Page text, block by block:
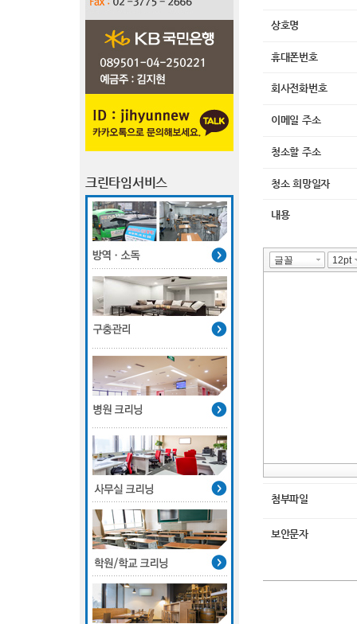
크린타임서비스
상호명
휴대폰번호
회사전화번호
이메일 주소
청소할 주소
청소 희망일자
내용
첨부파일
보안문자